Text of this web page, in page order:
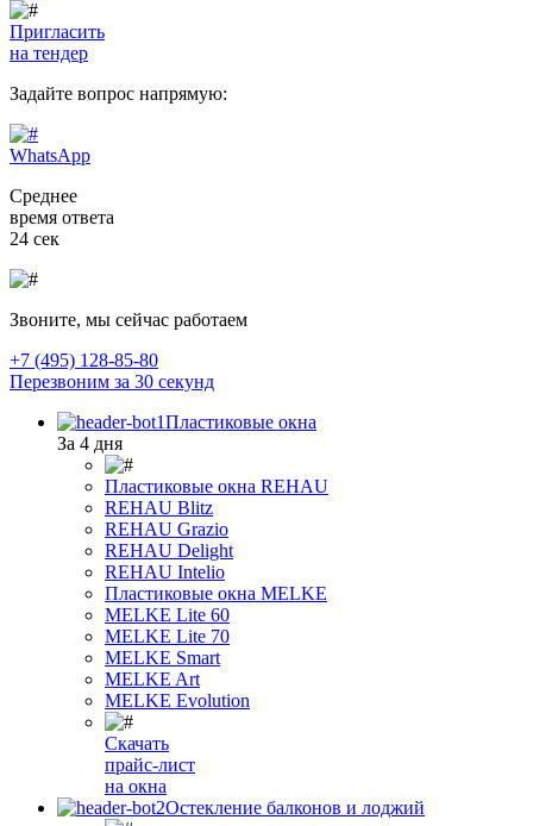
Пригласить
на тендер
Задайте вопрос напрямую:
WhatsApp
Среднее
время ответа
24 сек
Звоните, мы сейчас работаем
+7 (495) 128-85-80
Перезвоним за 30 секунд
Пластиковые окна
За 4 дня
Пластиковые окна REHAU
REHAU Blitz
REHAU Grazio
REHAU Delight
REHAU Intelio
Пластиковые окна MELKE
MELKE Lite 60
MELKE Lite 70
MELKE Smart
MELKE Art
MELKE Evolution
Скачать
прайс-лист
на окна
Остекление балконов и лоджий